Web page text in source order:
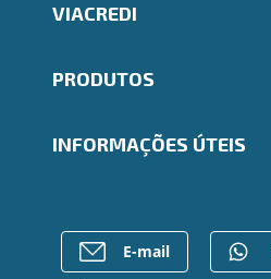
VIACREDI
Indique um amigo
Trabalhe Conosco
Ailos Educação
Bens à venda
Mapa do site
PRODUTOS
Consórcios
Previdência
Para empresas
INFORMAÇÕES ÚTEIS
Caixa Eletrônico
Regularização de dívidas
E-mail